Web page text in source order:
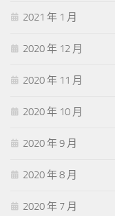
2021 年 1 月
2020 年 12 月
2020 年 11 月
2020 年 10 月
2020 年 9 月
2020 年 8 月
2020 年 7 月